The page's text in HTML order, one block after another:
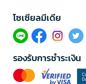
โซเซียลมีเดีย​
รองรับการชำระเงิน